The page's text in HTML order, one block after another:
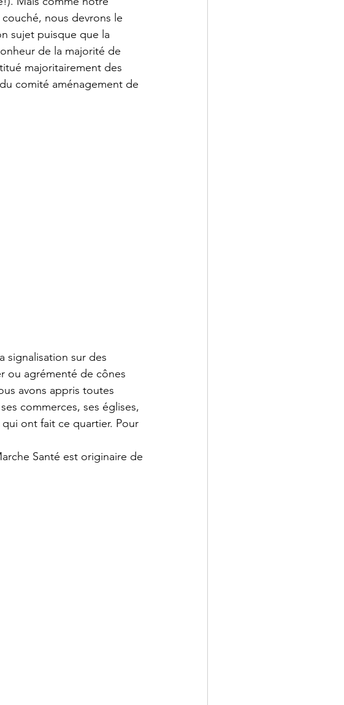
nous devrons le
sujet puisque que la
de la majorité de
majoritairement des
comité aménagement de
signalisation sur des
ou agrémenté de cônes
avons appris toutes
commerces, ses églises,
ont fait ce quartier. Pour
Santé est originaire de